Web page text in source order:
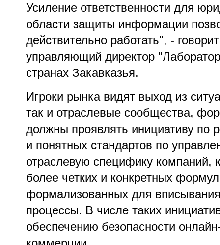
Усиление ответственности для
области защиты информации
действительно работать", -
управляющий директор
странах Закавказья.
Игроки рынка видят выход из
так и отраслевые сообщества,
должны проявлять инициативу по
и понятных стандартов по
отраслевую специфику компаний,
более четких и конкретных
формализованных для
процессы. В числе таких
обеспечению безопасности